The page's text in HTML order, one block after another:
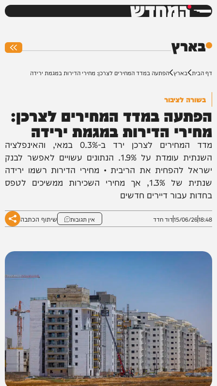
המחדש
בארץ
דף הבית בארץ הפתעה במדד המחירים לצרכן: מחירי הדירות במגמת ירידה
בשורה לציבור
הפתעה במדד המחירים לצרכן:
מחירי הדירות במגמת ירידה
מדד המחירים לצרכן ירד ב-0.3% במאי, והאינפלציה
השנתית עומדת על 1.9%. הנתונים עשויים לאפשר לבנק
ישראל להפחית את הריבית • מחירי הדירות רשמו ירידה
שנתית של 1.3%, אך מחירי השכירות ממשיכים לטפס
בחדות עבור דיירים חדשים
18:48
15/06/26דוד חדד אין תגובות שיתוף הכתבה